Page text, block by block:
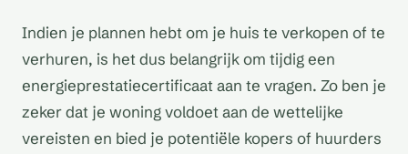
Indien je plannen hebt om je huis te verkopen of te
verhuren, is het dus belangrijk om tijdig een
energieprestatiecertificaat aan te vragen. Zo ben je
zeker dat je woning voldoet aan de wettelijke
vereisten en bied je potentiële kopers of huurders